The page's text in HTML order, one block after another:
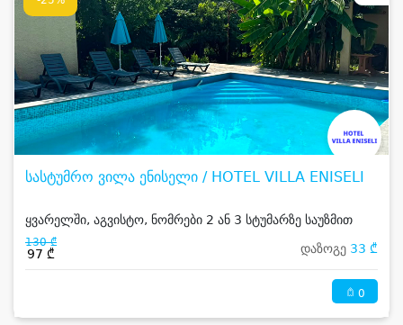
სასტუმრო ვილა ენისელი / HOTEL VILLA ENISELI
ყვარელში, აგვისტო, ნომრები 2 ან 3 სტუმარზე საუზმით
130 ₾
97 ₾ დაზოგე 33 ₾
0